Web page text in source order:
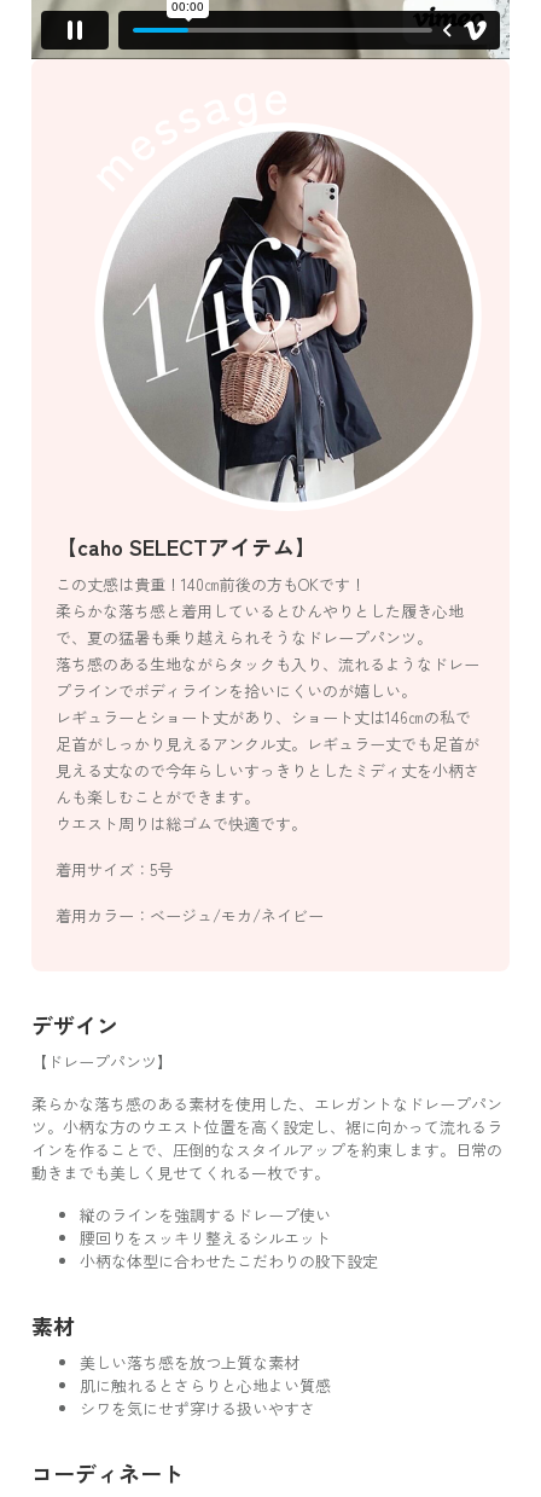
【caho SELECTアイテム】
この丈感は貴重！140㎝前後の方もOKです！
柔らかな落ち感と着用しているとひんやりとした履き心地
で、夏の猛暑も乗り越えられそうなドレープパンツ。
落ち感のある生地ながらタックも入り、流れるようなドレー
プラインでボディラインを拾いにくいのが嬉しい。
レギュラーとショート丈があり、ショート丈は146㎝の私で
足首がしっかり見えるアンクル丈。レギュラー丈でも足首が
見える丈なので今年らしいすっきりとしたミディ丈を小柄さ
んも楽しむことができます。
ウエスト周りは総ゴムで快適です。
着用サイズ：5号
着用カラー：ベージュ/モカ/ネイビー
デザイン
【ドレープパンツ】
柔らかな落ち感のある素材を使用した、エレガントなドレープパン
ツ。小柄な方のウエスト位置を高く設定し、裾に向かって流れるラ
インを作ることで、圧倒的なスタイルアップを約束します。日常の
動きまでも美しく見せてくれる一枚です。
縦のラインを強調するドレープ使い
腰回りをスッキリ整えるシルエット
小柄な体型に合わせたこだわりの股下設定
素材
美しい落ち感を放つ上質な素材
肌に触れるとさらりと心地よい質感
シワを気にせず穿ける扱いやすさ
コーディネート